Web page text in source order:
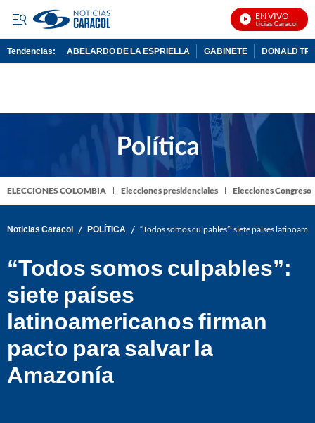
EN VIVO
Noticias Caracol En
Tendencias: ABELARDO DE LA ESPRIELLA GABINETE DONALD
ELECCIONES COLOMBIA Elecciones presidenciales Elecciones Congreso
Noticias Caracol / POLÍTICA / “Todos somos culpables”: siete países
“Todos somos culpables”:
siete países
latinoamericanos firman
pacto para salvar la
Amazonía